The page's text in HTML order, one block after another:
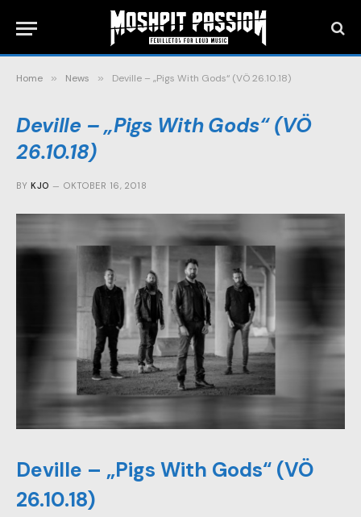
Home » News » Deville – „Pigs With Gods“ (VÖ 26.10.18)
Deville – „Pigs With Gods“ (VÖ
26.10.18)
BY KJO OKTOBER 16, 2018
Deville – „Pigs With Gods“ (VÖ
26.10.18)